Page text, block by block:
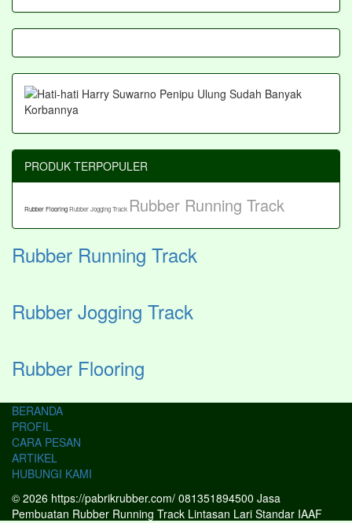
PRODUK TERPOPULER
Rubber FlooringRubber Jogging Track Rubber Running Track
Rubber Running Track
Rubber Jogging Track
Rubber Flooring
BERANDA
PROFIL
CARA PESAN
ARTIKEL
HUBUNGI KAMI
© 2026 https://pabrikrubber.com/ 081351894500 Jasa
Pembuatan Rubber Running Track Lintasan Lari Standar IAAF